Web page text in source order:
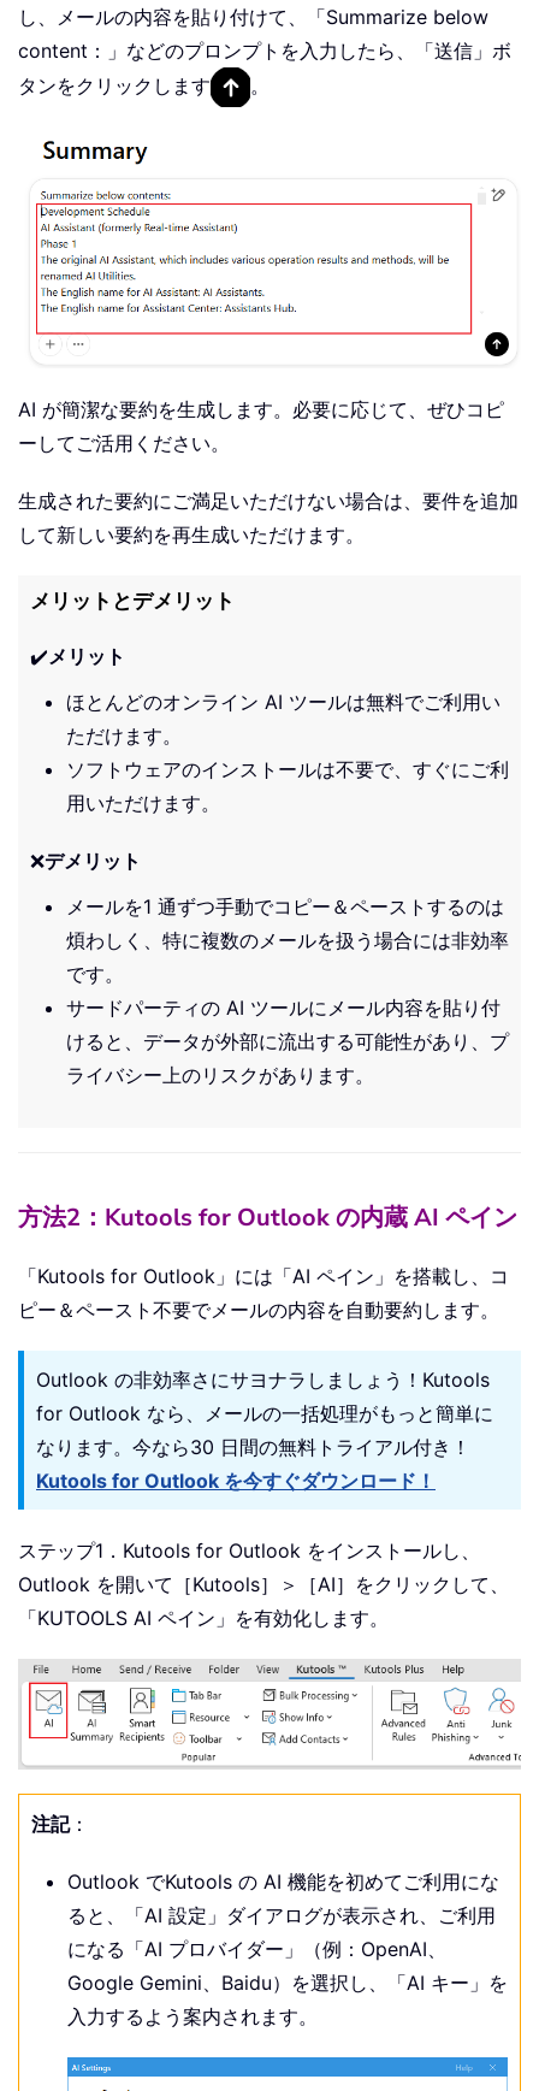
し、メールの内容を貼り付けて、「Summarize below
content：」などのプロンプトを入力したら、「送信」ボ
タンをクリックします
。
AI が簡潔な要約を生成します。必要に応じて、ぜひコピ
ーしてご活用ください。
生成された要約にご満足いただけない場合は、要件を追加
して新しい要約を再生成いただけます。
メリットとデメリット
✔️ メリット
ほとんどのオンライン AI ツールは無料でご利用い
ただけます。
ソフトウェアのインストールは不要で、すぐにご利
用いただけます。
❌デメリット
メールを1 通ずつ手動でコピー＆ペーストするのは
煩わしく、特に複数のメールを扱う場合には非効率
です。
サードパーティの AI ツールにメール内容を貼り付
けると、データが外部に流出する可能性があり、プ
ライバシー上のリスクがあります。
方法2：Kutools for Outlook の内蔵 AI ペイン
「Kutools for Outlook」には「AI ペイン」を搭載し、コ
ピー＆ペースト不要でメールの内容を自動要約します。
Outlook の非効率さにサヨナラしましょう！Kutools
for Outlook なら、メールの一括処理がもっと簡単に
なります。今なら30 日間の無料トライアル付き！
Kutools for Outlook を今すぐダウンロード！
ステップ1．Kutools for Outlook をインストールし、
Outlook を開いて［Kutools］＞［AI］をクリックして、
「KUTOOLS AI ペイン」を有効化します。
注記：
Outlook でKutools の AI 機能を初めてご利用にな
ると、「AI 設定」ダイアログが表示され、ご利用
になる「AI プロバイダー」（例：OpenAI、
Google Gemini、Baidu）を選択し、「AI キー」を
入力するよう案内されます。